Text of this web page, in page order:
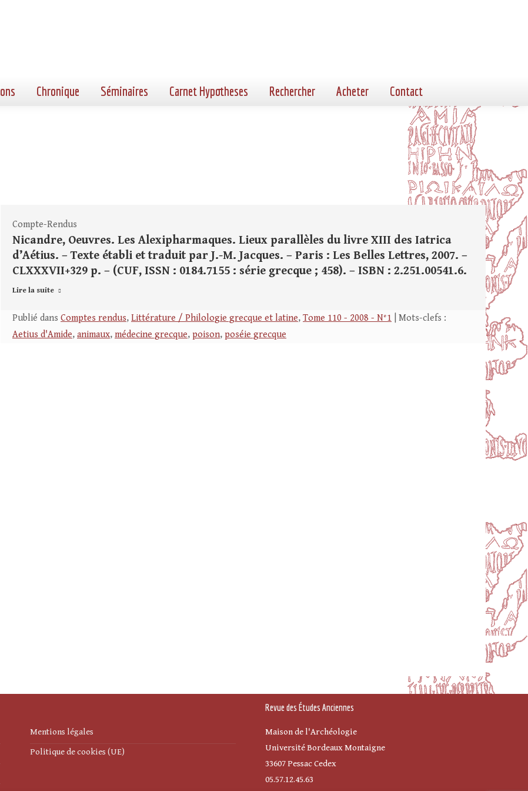
Chronique Séminaires Carnet Hypotheses Rechercher Acheter Contact
Compte-Rendus
Nicandre, Oeuvres. Les Alexipharmaques. Lieux parallèles du livre XIII des Iatrica
d’Aétius. – Texte établi et traduit par J.-M. Jacques. – Paris : Les Belles Lettres, 2007. –
CLXXXVII+329 p. – (CUF, ISSN : 0184.7155 : série grecque ; 458). – ISBN : 2.251.00541.6.
Lire la suite
Publié dans Comptes rendus, Littérature / Philologie grecque et latine, Tome 110 - 2008 - N°1 | Mots-clefs :
Aetius d'Amide, animaux, médecine grecque, poison, poséie grecque
Mentions légales
Politique de cookies (UE)
Revue des Études Anciennes
Maison de l'Archéologie
Université Bordeaux Montaigne
33607 Pessac Cedex
05.57.12.45.63